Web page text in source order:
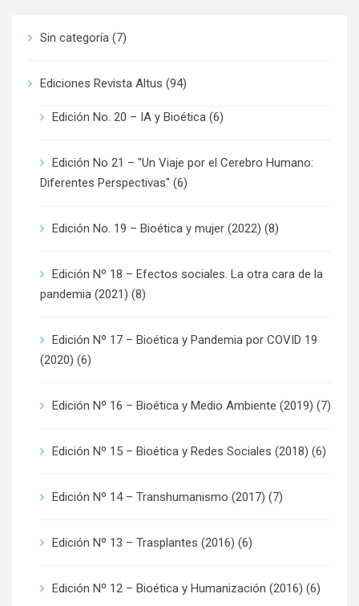
Sin categoría (7)
Ediciones Revista Altus (94)
Edición No. 20 – IA y Bioética (6)
Edición No 21 – "Un Viaje por el Cerebro Humano:
Diferentes Perspectivas" (6)
Edición No. 19 – Bioética y mujer (2022) (8)
Edición Nº 18 – Efectos sociales. La otra cara de la
pandemia (2021) (8)
Edición Nº 17 – Bioética y Pandemia por COVID 19
(2020) (6)
Edición Nº 16 – Bioética y Medio Ambiente (2019) (7)
Edición Nº 15 – Bioética y Redes Sociales (2018) (6)
Edición Nº 14 – Transhumanismo (2017) (7)
Edición Nº 13 – Trasplantes (2016) (6)
Edición Nº 12 – Bioética y Humanización (2016) (6)